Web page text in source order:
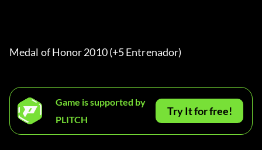
Medal of Honor 2010 (+5 Entrenador)
Game is supported by
PLITCH
Try It for free!